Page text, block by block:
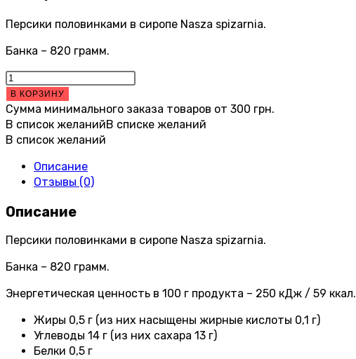
Персики половинками в сиропе Nasza spizarnia.
Банка – 820 грамм.
Количество
товара
Персики
половинками
в
Nasza
spizarnia
w
(820
г)
В КОРЗИНУ
Сумма минимального заказа товаров от 300 грн.
В список желанийВ списке желаний
В список желаний
Описание
Отзывы (0)
Описание
Персики половинками в сиропе Nasza spizarnia.
Банка – 820 грамм.
Энергетическая ценность в 100 г продукта – 250 кДж / 59 ккал.
Жиры 0,5 г (из них насыщены жирные кислоты 0,1 г)
Углеводы 14 г (из них сахара 13 г)
Белки 0,5 г